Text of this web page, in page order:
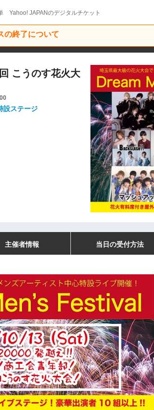
Yahoo! JAPANのデジタルチケット
の終了について
こうのす花火大
設ステージ
主催者情報 当日の受付方法